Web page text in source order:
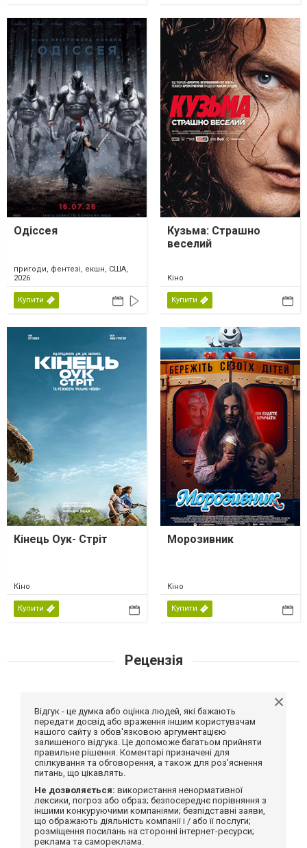
Одіссея
пригоди, фентезі, екшн, США,
2026
Купити
Кузьма: Страшно
веселий
Кіно
Купити
Кінець Оук- Стріт
Кіно
Купити
Морозивник
Кіно
Купити
Рецензія
Відгук - це думка або оцінка людей, які бажають
передати досвід або враження іншим користувачам
нашого сайту з обов'язковою аргументацією
залишеного відгука. Це допоможе багатьом прийняти
правильне рішення. Коментарі призначені для
спілкування та обговорення, а також для роз'яснення
питань, що цікавлять.
Не дозволяється: використання ненормативної
лексики, погроз або образ; безпосереднє порівняння з
іншими конкуруючими компаніями; безпідставні заяви,
що ображають діяльність компанії і / або її послуги;
розміщення посилань на сторонні інтернет-ресурси;
реклама та самореклама.